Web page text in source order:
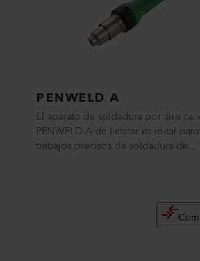
PENWELD A
El aparato de soldadura por aire
PENWELD A de Leister es ideal para
trabajos precisos de soldadura de...